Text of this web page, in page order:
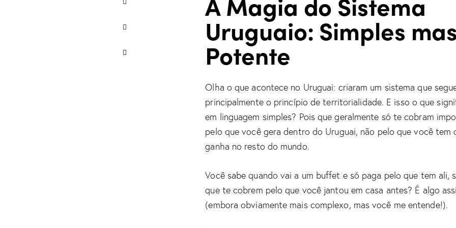
Uruguaio: Simples mas
Potente
Olha o que acontece no Uruguai: criaram um sistema que
principalmente o princípio de territorialidade. E isso o que
em linguagem simples? Pois que geralmente só te cobram
pelo que você gera dentro do Uruguai, não pelo que você tem
ganha no resto do mundo.
Você sabe quando vai a um buffet e só paga pelo que tem ali,
que te cobrem pelo que você jantou em casa antes? É algo
(embora obviamente mais complexo, mas você me entende!).